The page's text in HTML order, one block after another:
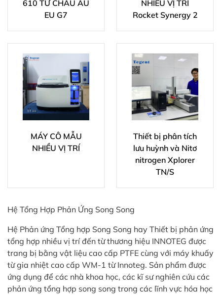
610 TỪ CHÂU ÂU
EU G7
NHIỀU VỊ TRÍ
Rocket Synergy 2
MÁY CÔ MẪU
NHIỀU VỊ TRÍ
Thiết bị phân tích
lưu huỳnh và Nitơ
nitrogen Xplorer
TN/S
Hệ Tổng Hợp Phản Ứng Song Song
Hệ Phản ứng Tổng hợp Song Song hay Thiết bị phản ứng
tổng hợp nhiều vị trí đến từ thương hiệu INNOTEG được
trang bị bằng vật liệu cao cấp PTFE cùng với máy khuấy
từ gia nhiệt cao cấp WM-1 từ Innoteg. Sản phẩm được
ứng dụng để các nhà khoa học, các kĩ sư nghiên cứu các
phản ứng tổng hợp song song trong các lĩnh vực hóa học